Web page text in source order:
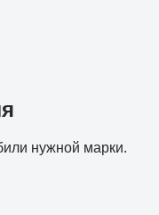
нужной марки.